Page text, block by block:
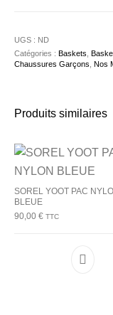
UGS : ND
Catégories : Baskets,
Chaussures Garçons, Nos
Produits similaires
SOREL YOOT PAC
BLEUE
90,00€ TTC
Ce